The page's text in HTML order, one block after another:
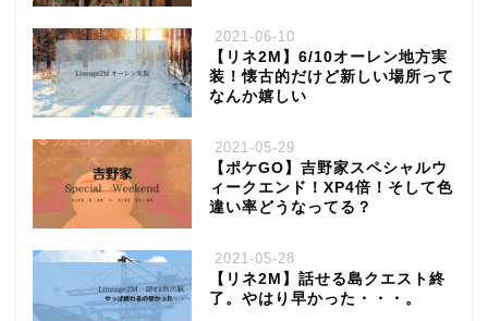
2021-06-10
【リネ2M】6/10オーレン地方実
装！懐古的だけど新しい場所って
なんか嬉しい
2021-05-29
【ポケGO】吉野家スペシャルウ
ィークエンド！XP4倍！そして色
違い率どうなってる？
2021-05-28
【リネ2M】話せる島クエスト終
了。やはり早かった・・・。